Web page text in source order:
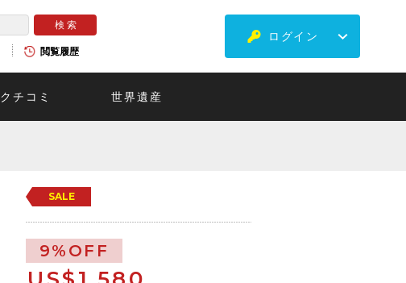
閲覧履歴
ログイン
クチコミ 世界遺産
SALE
9%OFF